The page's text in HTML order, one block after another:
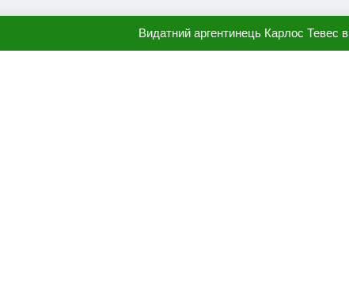
Видатний аргентинець Карлос Тевес